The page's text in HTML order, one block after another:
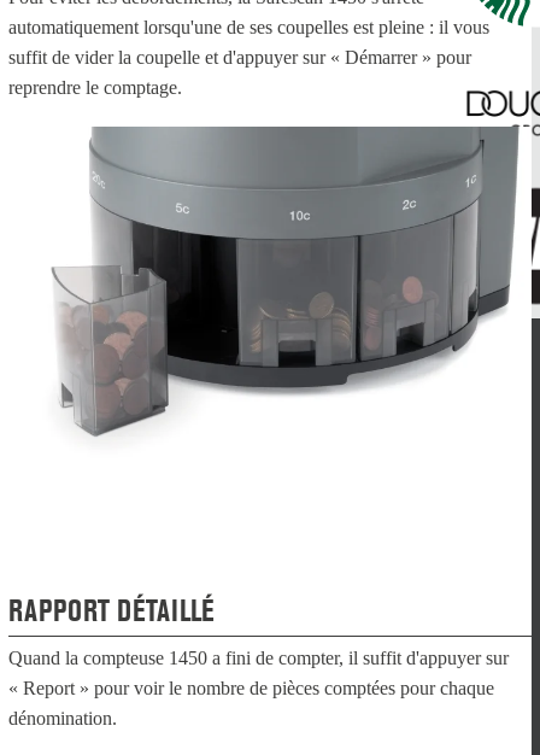
automatiquement lorsqu'une de ses coupelles est pleine : il vous
suffit de vider la coupelle et d'appuyer sur « Démarrer » pour
reprendre le comptage.
RAPPORT DÉTAILLÉ
Quand la compteuse 1450 a fini de compter, il suffit d'appuyer sur
« Report » pour voir le nombre de pièces comptées pour chaque
dénomination.